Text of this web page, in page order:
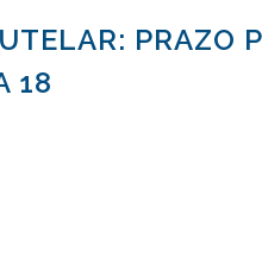
PRAZO
18